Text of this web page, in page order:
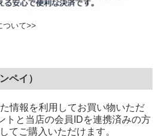
ついて>>
ペイ）
情報を利用してお買い物いただ
トと当店の会員IDを連携済みの方
てご購入いただけます。